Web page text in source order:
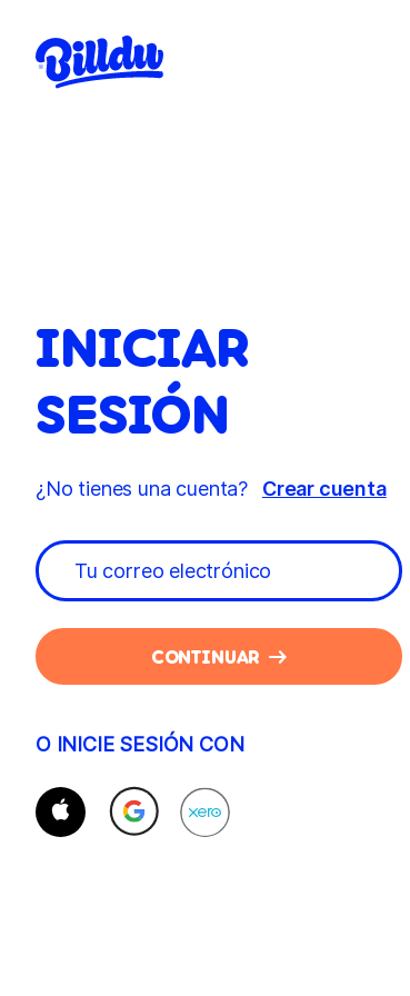
INICIAR
SESIÓN
¿No tienes una cuenta? Crear cuenta
CONTINUAR
O INICIE SESIÓN CON